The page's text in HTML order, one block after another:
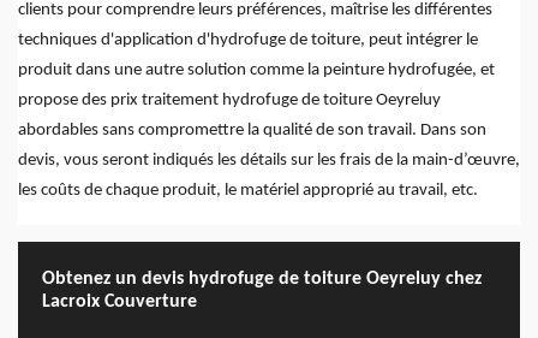
clients pour comprendre leurs préférences, maîtrise les différentes
techniques d'application d'hydrofuge de toiture, peut intégrer le
produit dans une autre solution comme la peinture hydrofugée, et
propose des prix traitement hydrofuge de toiture Oeyreluy
abordables sans compromettre la qualité de son travail. Dans son
devis, vous seront indiqués les détails sur les frais de la main-d’œuvre,
les coûts de chaque produit, le matériel approprié au travail, etc.
Obtenez un devis hydrofuge de toiture Oeyreluy chez
Lacroix Couverture